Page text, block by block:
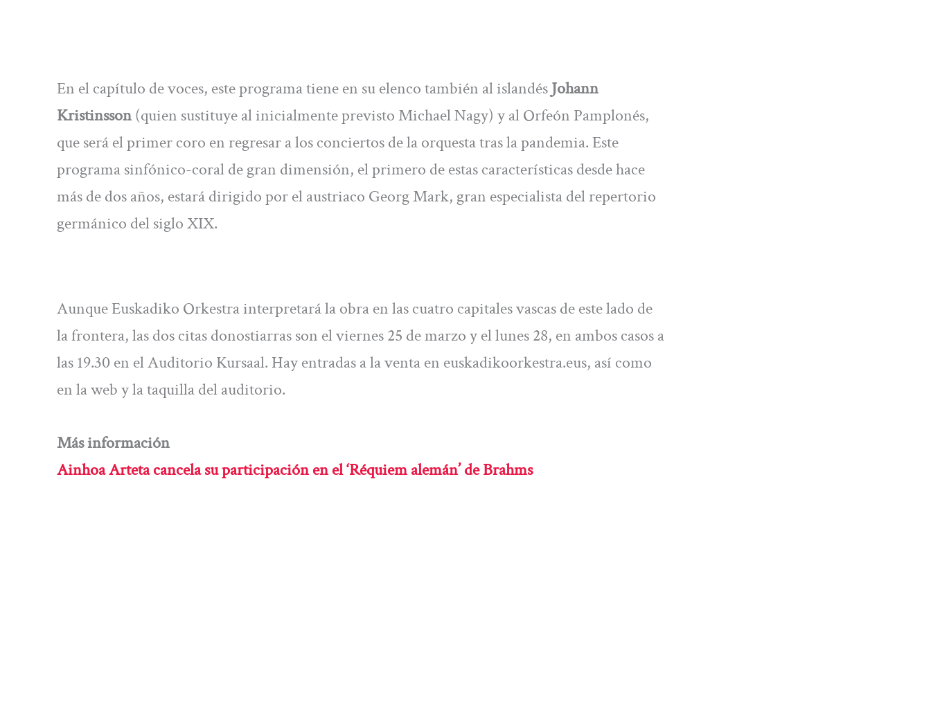
En el capítulo de voces, este programa tiene en su elenco también al islandésJohann
Kristinsson(quien sustituye al inicialmente previsto Michael Nagy) y al Orfeón Pamplonés,
que será el primer coro en regresar a los conciertos de la orquesta tras la pandemia. Este
programa sinfónico-coral de gran dimensión, el primero de estas características desde hace
más de dos años, estará dirigido por el austriaco Georg Mark, gran especialista del repertorio
germánico del siglo XIX.
Aunque Euskadiko Orkestra interpretará la obra en las cuatro capitales vascas de este lado de
la frontera, las dos citas donostiarras son el viernes 25 de marzo y el lunes 28, en ambos casos a
las 19.30 en el Auditorio Kursaal. Hay entradas a la venta en euskadikoorkestra.eus, así como
en la web y la taquilla del auditorio.
Más información
Ainhoa Arteta cancela su participación en el ‘Réquiem alemán’ de Brahms